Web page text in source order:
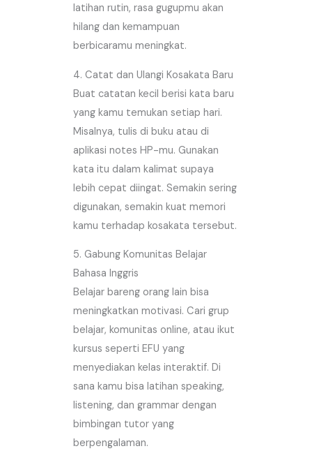
latihan rutin, rasa gugupmu akan
hilang dan kemampuan
berbicaramu meningkat.
4. Catat dan Ulangi Kosakata Baru
Buat catatan kecil berisi kata baru
yang kamu temukan setiap hari.
Misalnya, tulis di buku atau di
aplikasi notes HP-mu. Gunakan
kata itu dalam kalimat supaya
lebih cepat diingat. Semakin sering
digunakan, semakin kuat memori
kamu terhadap kosakata tersebut.
5. Gabung Komunitas Belajar
Bahasa Inggris
Belajar bareng orang lain bisa
meningkatkan motivasi. Cari grup
belajar, komunitas online, atau ikut
kursus seperti EFU yang
menyediakan kelas interaktif. Di
sana kamu bisa latihan speaking,
listening, dan grammar dengan
bimbingan tutor yang
berpengalaman.